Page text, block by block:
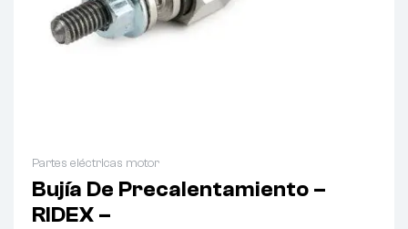
Partes eléctricas motor
Bujía De Precalentamiento –
RIDEX –